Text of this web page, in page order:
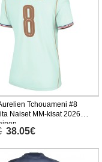
Tchouameni #8
Naiset MM-kisat 2026
38.05€